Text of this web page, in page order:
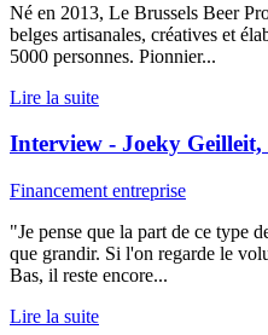
Né en 2013, Le Brussels Beer
belges artisanales, créatives et
5000 personnes. Pionnier...
Lire la suite
Interview - Joeky
Financement entreprise
"Je pense que la part de ce type
que grandir. Si l'on regarde le
Bas, il reste encore...
Lire la suite